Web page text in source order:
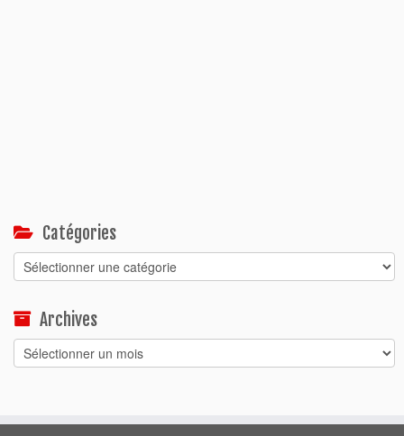
Catégories
Catégories
Archives
Archives